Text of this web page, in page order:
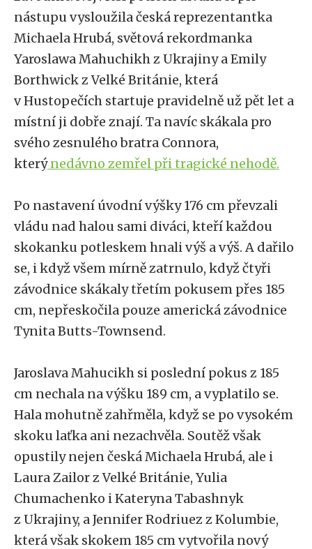
nástupu vysloužila česká reprezentantka
Michaela Hrubá, světová rekordmanka
Yaroslawa Mahuchikh z Ukrajiny a Emily
Borthwick z Velké Británie, která
v Hustopečích startuje pravidelně už pět let a
místní ji dobře znají. Ta navíc skákala pro
svého zesnulého bratra Connora,
kterýnedávno zemřel při tragické nehodě.
Po nastavení úvodní výšky 176 cm převzali
vládu nad halou sami diváci, kteří každou
skokanku potleskem hnali výš a výš. A dařilo
se, i když všem mírně zatrnulo, když čtyři
závodnice skákaly třetím pokusem přes 185
cm, nepřeskočila pouze americká závodnice
Tynita Butts-Townsend.
Jaroslava Mahucikh si poslední pokus z 185
cm nechala na výšku 189 cm, a vyplatilo se.
Hala mohutně zahřměla, když se po vysokém
skoku laťka ani nezachvěla. Soutěž však
opustily nejen česká Michaela Hrubá, ale i
Laura Zailor z Velké Británie, Yulia
Chumachenko i Kateryna Tabashnyk
z Ukrajiny, a Jennifer Rodriuez z Kolumbie,
která však skokem 185 cm vytvořila nový